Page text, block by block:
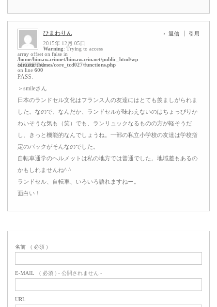
ひまわりん
2015年 12月 05日
Warning: Trying to access
array offset on false in
/home/himawarinnet/himawarin.net/public_html/wp-
content/themes/core_tcd027/functions.php
on line 600
返信 引用
SECRET: 0
PASS:
＞smileさん
日本のランドセル文化はフランス人の友達にはとても羨ましがられま
した。なので、なんだか、ランドセルが味わえないのはちょっぴりか
わいそうな気も（笑）でも、ランリュックなるものの方が軽そうだ
し、きっと機能的なんでしょうね。一部の私立小学校の友達は学校指
定のバックがそんなのでした。
自転車通学のヘルメットは私の地方では普通でした。地域差もあるの
かもしれませんね^ ^
ランドセル、自転車、いろいろ語れますねー。
面白い！
名前 ( 必須 )
E-MAIL ( 必須 ) - 公開されません -
URL